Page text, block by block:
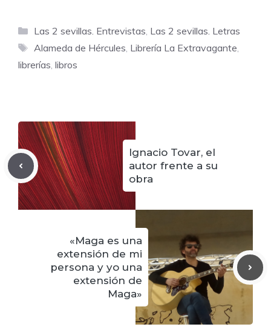
Categorías
Las 2 sevillas. Entrevistas, Las 2 sevillas. Letras
Etiquetas
Alameda de Hércules, Librería La Extravagante,
librerías, libros
Ignacio Tovar, el
autor frente a su
obra
«Maga es una
extensión de mi
persona y yo una
extensión de
Maga»